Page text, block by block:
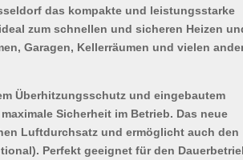
das kompakte und leistungsstarke
zum schnellen und sicheren Heizen
Garagen, Kellerräumen und vielen
Überhitzungsschutz undeingebautem
Sicherheit im Betrieb. Das neue
Luftdurchsatz und ermöglicht auch den
Perfekt geeignet für den